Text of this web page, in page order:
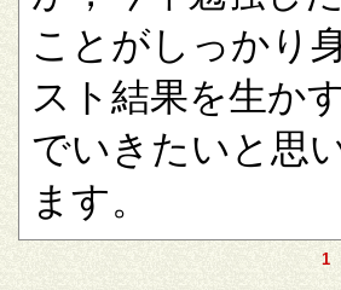
ことがしっかり
スト結果を生か
でいきたいと思
ます。
1